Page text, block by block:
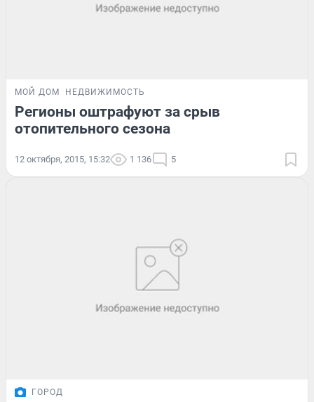
МОЙ ДОМ НЕДВИЖИМОСТЬ
Регионы оштрафуют за срыв
отопительного сезона
12 октября, 2015, 15:32 1 136 5
ГОРОД